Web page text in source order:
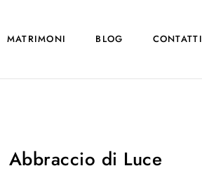
MATRIMONI BLOG CONTATTI
Abbraccio di Luce